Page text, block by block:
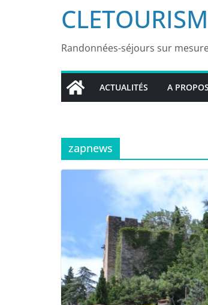
Randonnées-séjours sur
ACTUALITÉS A
zapnews